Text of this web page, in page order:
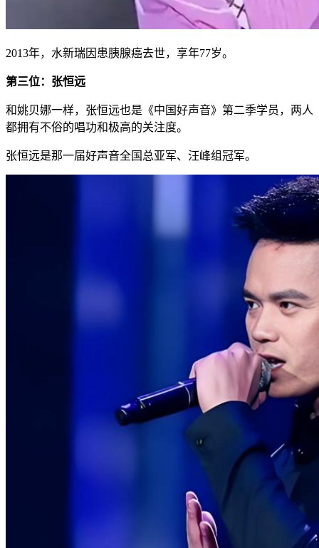
2013年，水新瑞因患胰腺癌去世，享年77岁。
第三位：张恒远
和姚贝娜一样，张恒远也是《中国好声音》第二季学员，两人
都拥有不俗的唱功和极高的关注度。
张恒远是那一届好声音全国总亚军、汪峰组冠军。